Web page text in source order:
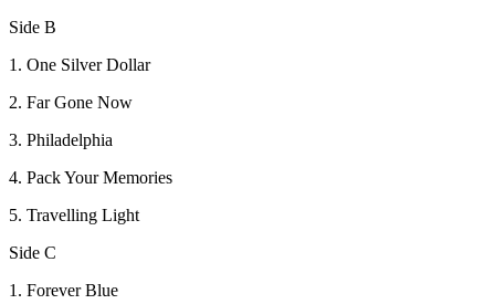
Side B
1. One Silver Dollar
2. Far Gone Now
3. Philadelphia
4. Pack Your Memories
5. Travelling Light
Side C
1. Forever Blue